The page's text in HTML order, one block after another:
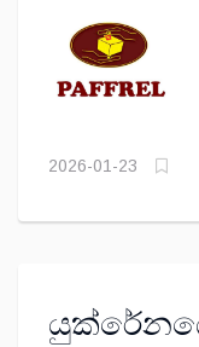
PAFFERL
2026-01-23